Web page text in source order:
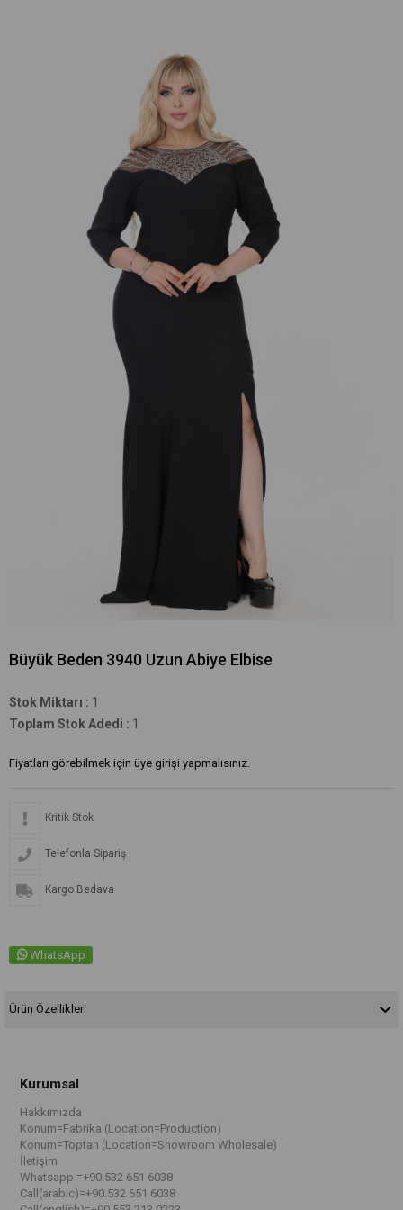
Büyük Beden 3940 Uzun Abiye Elbise
Stok Miktarı : 1
Toplam Stok Adedi : 1
Fiyatları görebilmek için üye girişi yapmalısınız.
Kritik Stok
Telefonla Sipariş
Kargo Bedava
WhatsApp
Ürün Özellikleri
Kurumsal
Hakkımızda
Konum=Fabrika (Location=Production)
Konum=Toptan (Location=Showroom Wholesale)
İletişim
Whatsapp =+90.532 651 6038
Call(arabic)=+90.532 651 6038